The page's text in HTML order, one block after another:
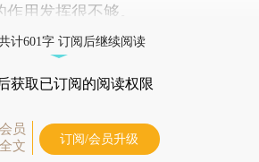
用发挥很不够。
计601字 订阅后继续阅读
获取已订阅的阅读权限
员
文
订阅/会员升级